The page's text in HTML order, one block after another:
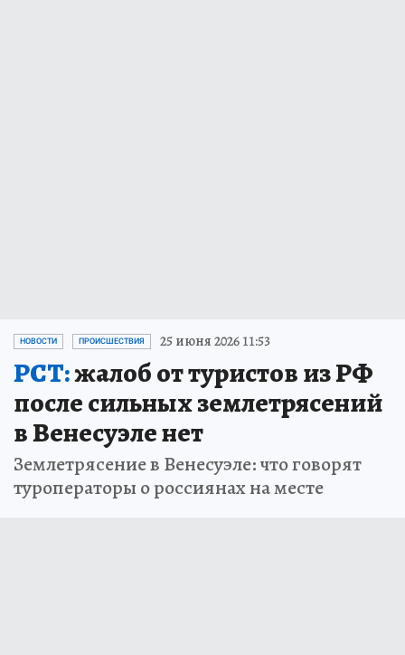
НОВОСТИ ПРОИСШЕСТВИЯ 25 июня 2026 11:53
РСТ:жалоб от туристов из РФ
после сильных землетрясений
в Венесуэле нет
Землетрясение в Венесуэле: что говорят
туроператоры о россиянах на месте